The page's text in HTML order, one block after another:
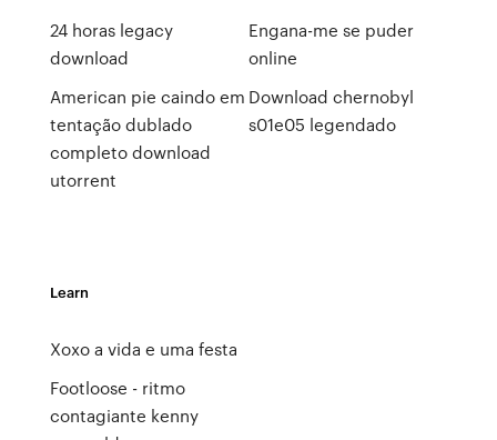
24 horas legacy
download
American pie caindo em
tentação dublado
completo download
utorrent
Engana-me se puder
online
Download chernobyl
s01e05 legendado
Learn
Xoxo a vida e uma festa
Footloose - ritmo
contagiante kenny